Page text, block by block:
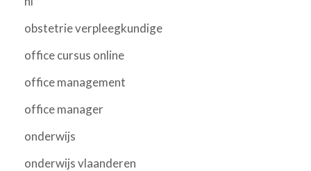
obstetrie verpleegkundige
office cursus online
office management
office manager
onderwijs
onderwijs vlaanderen